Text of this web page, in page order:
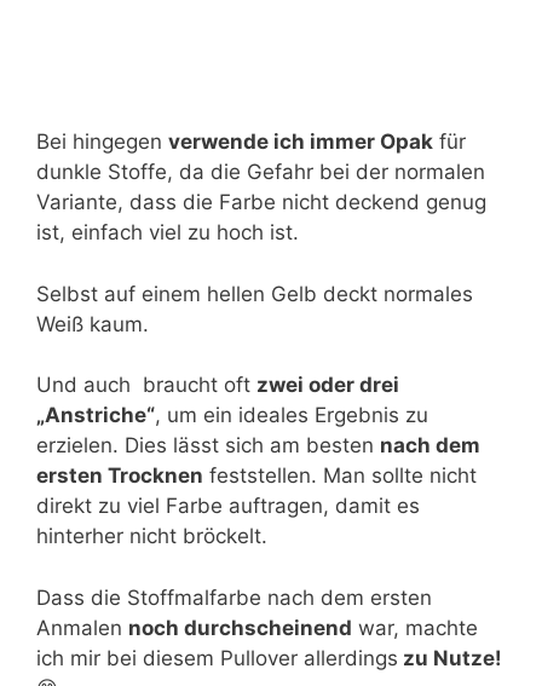
Bei hingegen verwende ich immer Opak für
dunkle Stoffe, da die Gefahr bei der normalen
Variante, dass die Farbe nicht deckend genug
ist, einfach viel zu hoch ist.
Selbst auf einem hellen Gelb deckt normales
Weiß kaum.
Und auch braucht oft zwei oder drei
„Anstriche“, um ein ideales Ergebnis zu
erzielen. Dies lässt sich am besten nach dem
ersten Trocknen feststellen. Man sollte nicht
direkt zu viel Farbe auftragen, damit es
hinterher nicht bröckelt.
Dass die Stoffmalfarbe nach dem ersten
Anmalen noch durchscheinend war, machte
ich mir bei diesem Pullover allerdings zu Nutze!